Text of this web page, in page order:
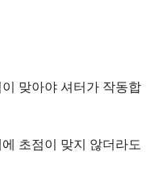
맞아야 셔터가 작동합
초점이 맞지 않더라도